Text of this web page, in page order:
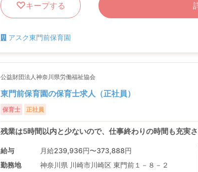
キープする
アスク東門前保育園
公益財団法人神奈川県労働福祉協会
東門前保育園の保育士求人（正社員）
保育士 正社員
残業は5時間以内と少ないので、仕事終わりの時間も充実
給与
月給239,936円〜373,888円
勤務地
神奈川県 川崎市川崎区 東門前１－８－２